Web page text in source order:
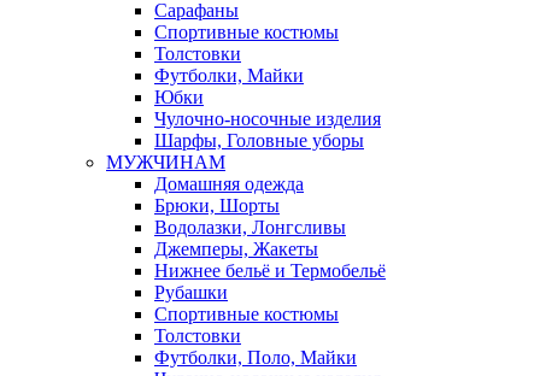
Сарафаны
Спортивные костюмы
Толстовки
Футболки, Майки
Юбки
Чулочно-носочные изделия
Шарфы, Головные уборы
МУЖЧИНАМ
Домашняя одежда
Брюки, Шорты
Водолазки, Лонгсливы
Джемперы, Жакеты
Нижнее бельё и Термобельё
Рубашки
Спортивные костюмы
Толстовки
Футболки, Поло, Майки